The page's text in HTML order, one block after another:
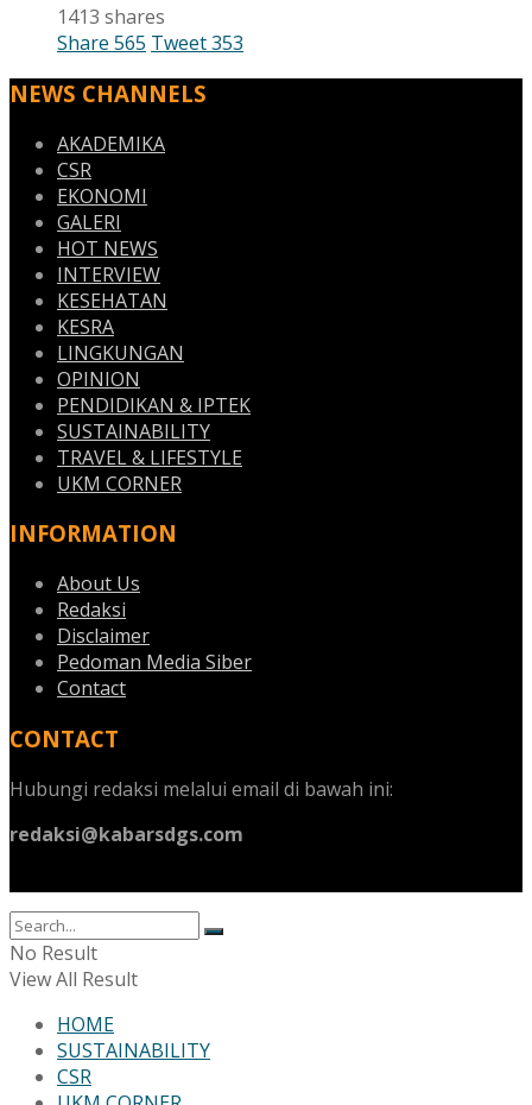
1413 shares
Share 565 Tweet353
NEWS CHANNELS
AKADEMIKA
CSR
EKONOMI
GALERI
HOT NEWS
INTERVIEW
KESEHATAN
KESRA
LINGKUNGAN
OPINION
PENDIDIKAN & IPTEK
SUSTAINABILITY
TRAVEL & LIFESTYLE
UKM CORNER
INFORMATION
About Us
Redaksi
Disclaimer
Pedoman Media Siber
Contact
CONTACT
Hubungi redaksi melalui email di bawah ini:
redaksi@kabarsdgs.com
No Result
View All Result
HOME
SUSTAINABILITY
CSR